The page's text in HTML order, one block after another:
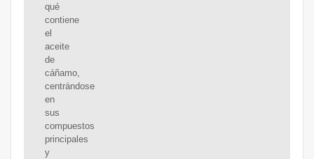
qué
contiene
el
aceite
de
cáñamo,
centrándose
en
sus
compuestos
principales
y